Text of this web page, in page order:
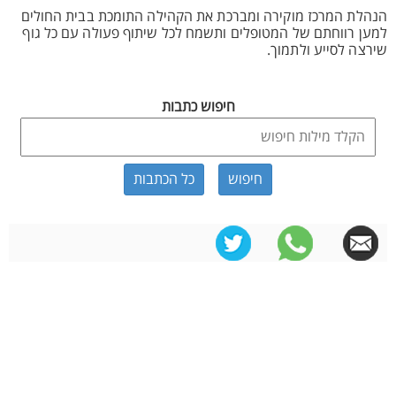
הנהלת המרכז מוקירה ומברכת את הקהילה התומכת בבית החולים
למען רווחתם של המטופלים ותשמח לכל שיתוף פעולה עם כל גוף
שירצה לסייע ולתמוך.
חיפוש כתבות
כל הכתבות